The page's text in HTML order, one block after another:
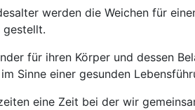
werden die Weichen für
für ihren Körper und dessen
Sinne einer gesunden
eine Zeit bei der wir